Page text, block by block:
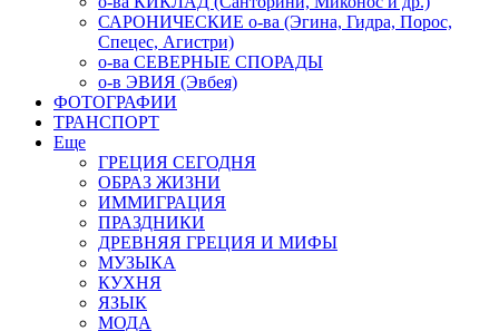
САРОНИЧЕСКИЕ о-ва (Эгина, Гидра, Порос,
Спецес, Агистри)
о-ва СЕВЕРНЫЕ СПОРАДЫ
о-в ЭВИЯ (Эвбея)
ФОТОГРАФИИ
ТРАНСПОРТ
Еще
ГРЕЦИЯ СЕГОДНЯ
ОБРАЗ ЖИЗНИ
ИММИГРАЦИЯ
ПРАЗДНИКИ
ДРЕВНЯЯ ГРЕЦИЯ И МИФЫ
МУЗЫКА
КУХНЯ
ЯЗЫК
МОДА